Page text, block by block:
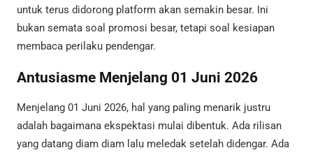
untuk terus didorong platform akan semakin besar. Ini
bukan semata soal promosi besar, tetapi soal kesiapan
membaca perilaku pendengar.
Antusiasme Menjelang 01 Juni 2026
Menjelang 01 Juni 2026, hal yang paling menarik justru
adalah bagaimana ekspektasi mulai dibentuk. Ada rilisan
yang datang diam diam lalu meledak setelah didengar. Ada